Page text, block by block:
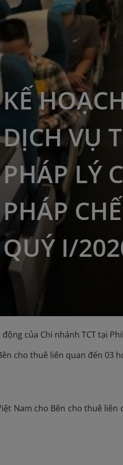
KẾ
DỊCH VỤ
PHÁP LÝ
PHÁP
QUÝ I/
của Chi nhánh TCT tại
cho thuê liên quan đến 03
Nam cho Bên cho thuê